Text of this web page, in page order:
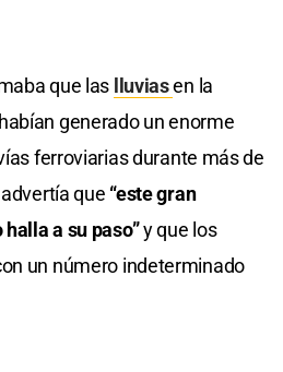
que las lluviasen la
generado un enorme
ferroviarias durante más de
que “este gran
a su paso”y que los
un número indeterminado